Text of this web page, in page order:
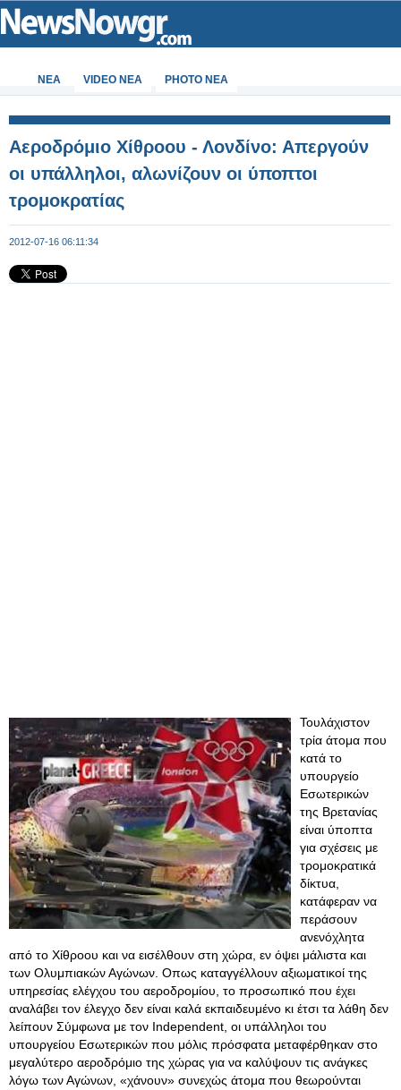
ΝΕΑ VIDEO NEA PHOTO NEA
Αεροδρόμιο Χίθροου - Λονδίνο: Απεργούν
οι υπάλληλοι, αλωνίζουν οι ύποπτοι
τρομοκρατίας
2012-07-16 06:11:34
Τουλάχιστον
τρία άτομα που
κατά το
υπουργείο
Εσωτερικών
της Βρετανίας
είναι ύποπτα
για σχέσεις με
τρομοκρατικά
δίκτυα,
κατάφεραν να
περάσουν
ανενόχλητα
από το Χίθροου και να εισέλθουν στη χώρα, εν όψει μάλιστα και
των Ολυμπιακών Αγώνων. Οπως καταγγέλλουν αξιωματικοί της
υπηρεσίας ελέγχου του αεροδρομίου, το προσωπικό που έχει
αναλάβει τον έλεγχο δεν είναι καλά εκπαιδευμένο κι έτσι τα λάθη δεν
λείπουν Σύμφωνα με τον Independent, οι υπάλληλοι του
υπουργείου Εσωτερικών που μόλις πρόσφατα μεταφέρθηκαν στο
μεγαλύτερο αεροδρόμιο της χώρας για να καλύψουν τις ανάγκες
λόγω των Αγώνων, «χάνουν» συνεχώς άτομα που θεωρούνται